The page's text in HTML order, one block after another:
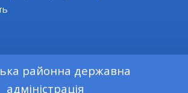
районна державна
адміністрація